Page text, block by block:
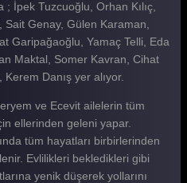
İpek Tuzcuoğlu, Orhan Kılıç,
Sait Genay, Gülen Karaman,
Garipağaoğlu, Yamaç Telli, Eda
Maktal, Somer Kavran, Cihat
Danış yer alıyor.
ve Ecevit ailelerin tüm
ellerinden geleni yapar.
tüm hayatları birbirlerinden
Evlilikleri bekledikleri gibi
yenik düşerek yollarını